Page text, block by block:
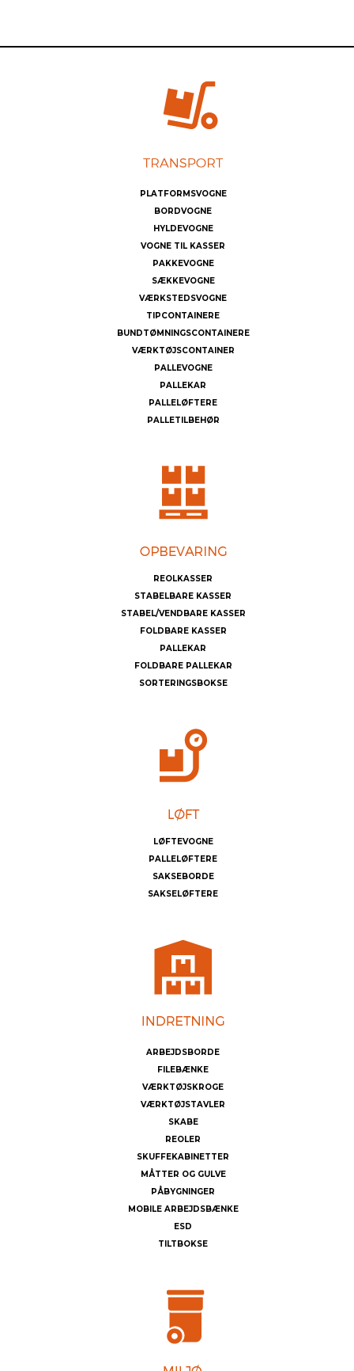
PLATFORMSVOGNE
BORDVOGNE
HYLDEVOGNE
VOGNE TIL KASSER
PAKKEVOGNE
SÆKKEVOGNE
VÆRKSTEDSVOGNE
TIPCONTAINERE
BUNDTØMNINGSCONTAINERE
VÆRKTØJSCONTAINER
PALLEVOGNE
PALLEKAR
PALLELØFTERE
PALLETILBEHØR
REOLKASSER
STABELBARE KASSER
STABEL/VENDBARE KASSER
FOLDBARE KASSER
PALLEKAR
FOLDBARE PALLEKAR
SORTERINGSBOKSE
LØFTEVOGNE
PALLELØFTERE
SAKSEBORDE
SAKSELØFTERE
ARBEJDSBORDE
FILEBÆNKE
VÆRKTØJSKROGE
VÆRKTØJSTAVLER
SKABE
REOLER
SKUFFEKABINETTER
MÅTTER OG GULVE
PÅBYGNINGER
MOBILE ARBEJDSBÆNKE
ESD
TILTBOKSE